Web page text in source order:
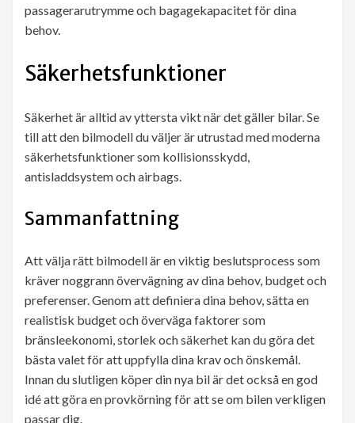
passagerarutrymme och bagagekapacitet för dina
behov.
Säkerhetsfunktioner
Säkerhet är alltid av yttersta vikt när det gäller bilar. Se
till att den bilmodell du väljer är utrustad med moderna
säkerhetsfunktioner som kollisionsskydd,
antisladdsystem och airbags.
Sammanfattning
Att välja rätt bilmodell är en viktig beslutsprocess som
kräver noggrann övervägning av dina behov, budget och
preferenser. Genom att definiera dina behov, sätta en
realistisk budget och överväga faktorer som
bränsleekonomi, storlek och säkerhet kan du göra det
bästa valet för att uppfylla dina krav och önskemål.
Innan du slutligen köper din nya bil är det också en god
idé att göra en provkörning för att se om bilen verkligen
passar dig.